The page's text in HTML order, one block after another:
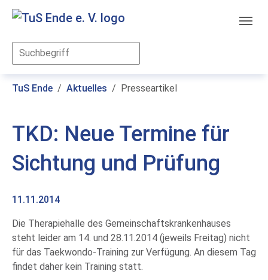
Skip to main content
TuS Ende Aktuelles Presseartikel
TKD: Neue Termine für
Sichtung und Prüfung
11.11.2014
Die Therapiehalle des Gemeinschaftskrankenhauses
steht leider am 14. und 28.11.2014 (jeweils Freitag) nicht
für das Taekwondo-Training zur Verfügung. An diesem Tag
findet daher kein Training statt.